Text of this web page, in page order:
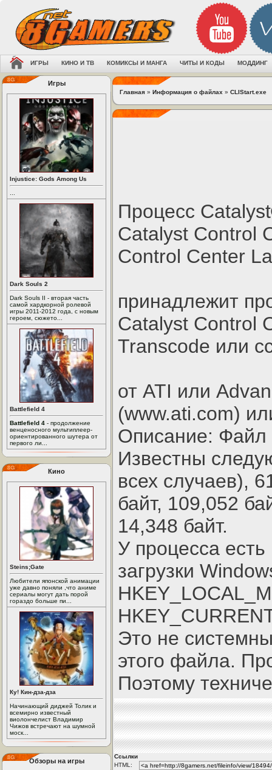
ИГРЫ КИНО И ТВ КОМИКСЫ И МАНГА ЧИТЫ И КОДЫ МОДДИНГ
Игры
Injustice: Gods Among Us
Dark Souls 2
Dark Souls II - вторая часть
самой хардкорной ролевой
игры 2011-2012 года, с новым
героем, сюжето...
Battlefield 4
Battlefield 4 - продолжение
венценосного мультиплеер-
ориентированного шутера от
первого ли...
Кино
Steins;Gate
Любители японской анимации
уже давно поняли ,что аниме
сериалы могут дать порой
гораздо больше пи...
Ку! Кин-дза-дза
Начинающий диджей Толик и
всемирно известный
виолончелист Владимир
Чижов встречают на шумной
моск...
Обзоры на игры
Главная » Информация о файлах » CLIStart.exe
Процесс
Catalyst Control
Control Center
принадлежит
Catalyst Control
Transcode или
от ATI или
(www.ati.com)
Описание: Файл
Известны
всех случаев),
байт, 109,052
14,348 байт.
У процесса
загрузки
Это не
этого файла.
Поэтому
Ссылки
HTML: